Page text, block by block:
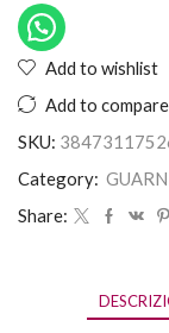
Add to wishlist
Add to compare
SKU:
Category:
Share: